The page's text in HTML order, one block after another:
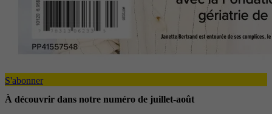
S'abonner
À découvrir dans notre numéro de juillet-août